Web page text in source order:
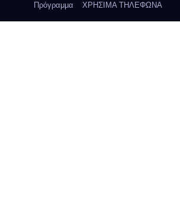
Πρόγραμμα ΧΡΗΣΙΜΑ ΤΗΛΕΦΩΝΑ